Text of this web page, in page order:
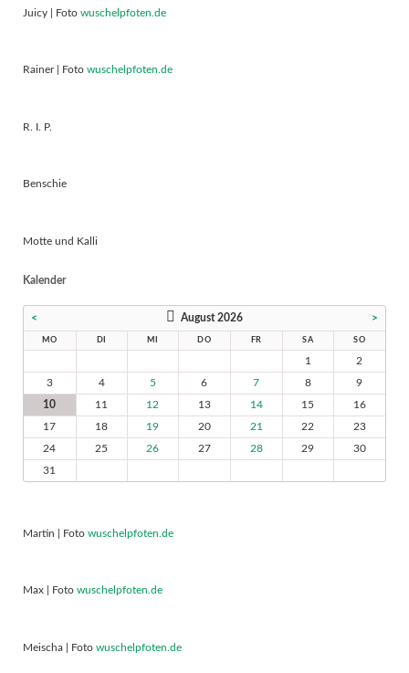
Juicy | Foto wuschelpfoten.de
Rainer | Foto wuschelpfoten.de
R. I. P.
Benschie
Motte und Kalli
Kalender
< August 2026 >
MO DI MI DO FR SA SO
1
2
3
4 5 6 7 8
9
10
11 12 13 14 15
16
17
18 19 20 21 22
23
24
25 26 27 28 29
30
31
Martin | Foto wuschelpfoten.de
Max | Foto wuschelpfoten.de
Meischa | Foto wuschelpfoten.de